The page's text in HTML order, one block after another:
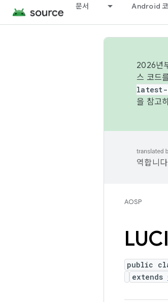
문서 Android 코
2026년
스 코드
latest-
을 참고
역합니
AOSP
public
extends